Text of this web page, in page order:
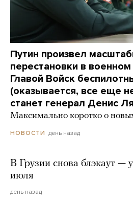
Путин произвел
перестановки в
Главой Войск
(оказывается, все еще
станет генерал Денис
Максимально коротко о
НОВОСТИ день назад
В Грузии снова блэкаут —
июля
день назад